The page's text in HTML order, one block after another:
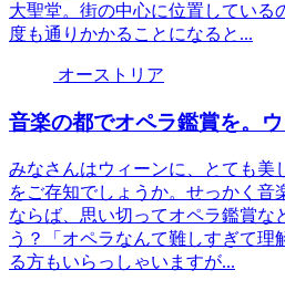
大聖堂。街の中心に位置している
度も通りかかることになると...
オーストリア
音楽の都でオペラ鑑賞を。
みなさんはウィーンに、とても美
をご存知でしょうか。せっかく音
ならば、思い切ってオペラ鑑賞な
う？「オペラなんて難しすぎて理
る方もいらっしゃいますが...